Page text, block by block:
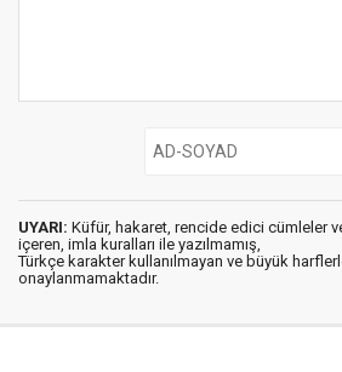
UYARI: Küfür, hakaret, rencide edici cümleler
içeren, imla kuralları ile yazılmamış,
Türkçe karakter kullanılmayan ve büyük
onaylanmamaktadır.